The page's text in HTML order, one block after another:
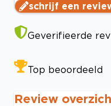
schrijf een
Geverifieerde
Top beoordeeld
Review